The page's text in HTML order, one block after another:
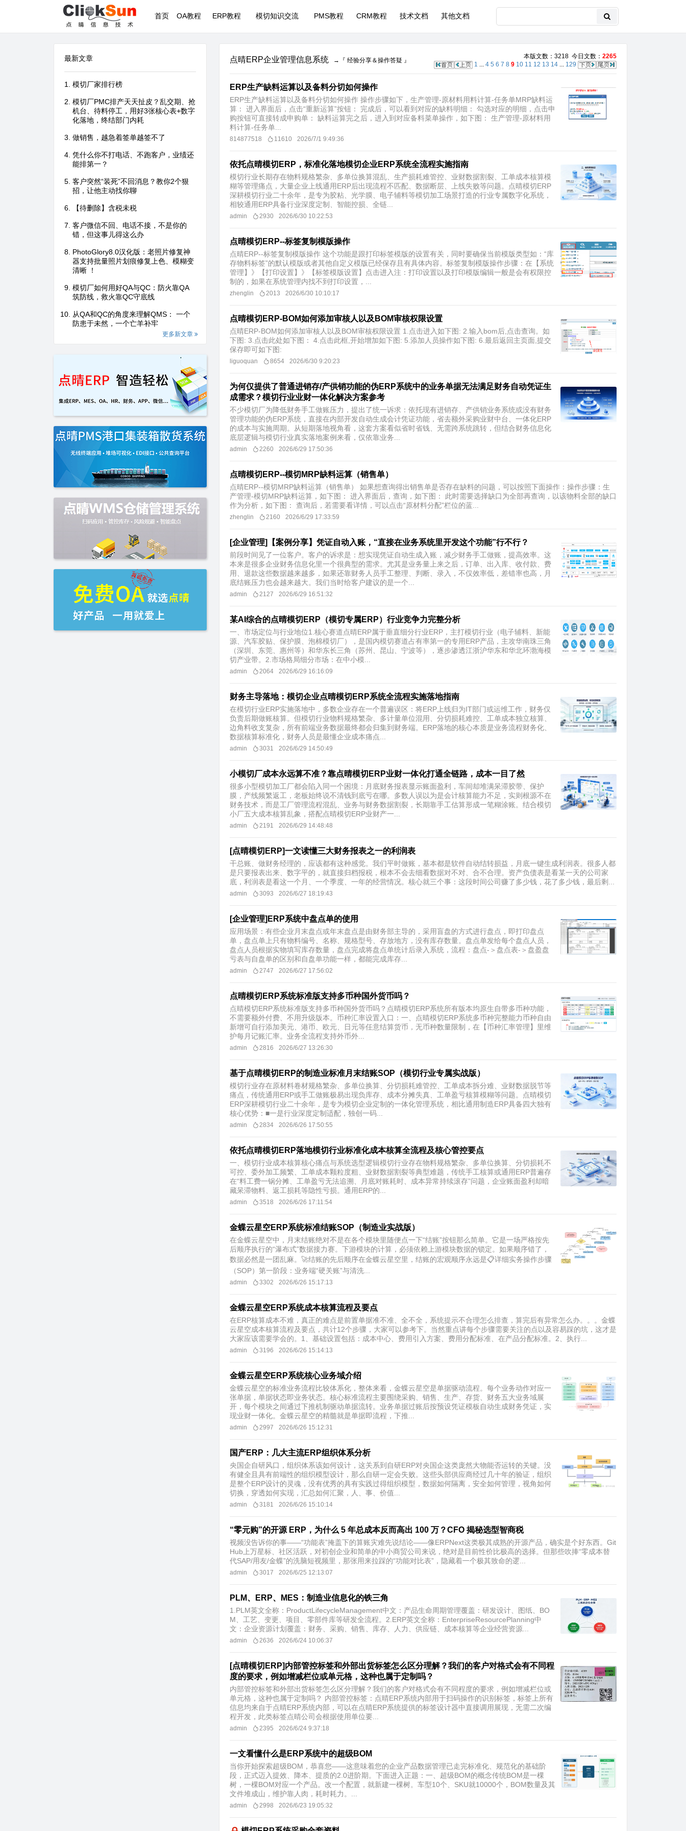
首页 OA教程 ERP教程 模切知识交流 PMS教程 CRM教程 技术文档 其他文档
最新文章
模切厂家排行榜
模切厂PMC排产天天扯皮？乱交期、抢
机台、待料停工，用好3张核心表+数字
化落地，终结部门内耗
做销售，越急着签单越签不了
凭什么你不打电话、不跑客户，业绩还
能排第一？
客户突然“装死”不回消息？教你2个狠
招，让他主动找你聊
【待删除】含税未税
客户微信不回、电话不接，不是你的
错，但这事儿得这么办
PhotoGlory8.0汉化版：老照片修复神
器支持批量照片划痕修复上色、模糊变
清晰 ！
模切厂如何用好QA与QC：防火靠QA
筑防线，救火靠QC守底线
从QA和QC的角度来理解QMS： 一个
防患于未然，一个亡羊补牢
更多新文章
点晴ERP企业管理信息系统 →『 经验分享＆操作答疑 』
本版文数：3218 今日文数： 2265
1 ... 4 5 6 7 8 9 10 11 12 13 14 ... 129
ERP生产缺料运算以及备料分切如何操作
ERP生产缺料运算以及备料分切如何操作 操作步骤如下，生产管理-原材料用料计算-任务单MRP缺料运
算： 进入界面后，点击“重新运算”按钮： 完成后，可以看到对应的缺料明细： 勾选对应的明细，点击申
购按钮可直接转成申购单： 缺料运算完之后，进入到对应备料菜单操作，如下图： 生产管理-原材料用
料计算-任务单...
814877518 11610 2026/7/1 9:49:36
依托点晴模切ERP，标准化落地模切企业ERP系统全流程实施指南
模切行业长期存在物料规格繁杂、多单位换算混乱、生产损耗难管控、业财数据割裂、工单成本核算模
糊等管理痛点，大量企业上线通用ERP后出现流程不匹配、数据断层、上线失败等问题。点晴模切ERP
深耕模切行业二十余年，是专为胶粘、光学膜、电子辅料等模切加工场景打造的行业专属数字化系统，
相较通用ERP具备行业深度定制、智能控损、全链...
admin 2930 2026/6/30 10:22:53
点晴模切ERP--标签复制模版操作
点晴ERP--标签复制模版操作 这个功能是跟打印标签模版的设置有关，同时要确保当前模版类型如：“库
存物料标签”的默认模版或者其他自定义模版已经保存且有具体内容。标签复制模版操作步骤：在【系统
管理】》【打印设置】》【标签模版设置】点击进入注：打印设置以及打印模版编辑一般是会有权限控
制的，如果在系统管理内找不到打印设置，...
zhenglin 2013 2026/6/30 10:10:17
点晴模切ERP-BOM如何添加审核人以及BOM审核权限设置
点晴ERP-BOM如何添加审核人以及BOM审核权限设置 1.点击进入如下图: 2.输入bom后,点击查询。如
下图: 3.点击此处如下图： 4.点击此框,开始增加如下图: 5.添加人员操作如下图: 6.最后返回主页面,提交
保存即可如下图:
liguoquan 8654 2026/6/30 9:20:23
为何仅提供了普通进销存/产供销功能的伪ERP系统中的业务单据无法满足财务自动凭证生
成需求？模切行业业财一体化解决方案参考
不少模切厂为降低财务手工做账压力，提出了统一诉求：依托现有进销存、产供销业务系统或没有财务
管理功能的伪ERP系统，直接在内部开发自动生成会计凭证功能，省去额外采购业财中台、一体化ERP
的成本与实施周期。从短期落地视角看，这套方案看似省时省钱、无需跨系统跳转，但结合财务信息化
底层逻辑与模切行业真实落地案例来看，仅依靠业务...
admin 2260 2026/6/29 17:50:36
点晴模切ERP--模切MRP缺料运算（销售单）
点晴ERP--模切MRP缺料运算（销售单） 如果想查询得出销售单是否存在缺料的问题，可以按照下面操作：操作步骤：生
产管理-模切MRP缺料运算，如下图： 进入界面后，查询，如下图： 此时需要选择缺口为全部再查询，以该物料全部的缺口
作为分析，如下图： 查询后，若需要看详情，可以点击“原材料分配”栏位的蓝...
zhenglin 2160 2026/6/29 17:33:59
[企业管理]【案例分享】凭证自动入账，“直接在业务系统里开发这个功能”行不行？
前段时间见了一位客户。客户的诉求是：想实现凭证自动生成入账，减少财务手工做账，提高效率。这
本来是很多企业财务信息化里一个很典型的需求。尤其是业务量上来之后，订单、出入库、收付款、费
用、退款这些数据越来越多，如果还靠财务人员手工整理、判断、录入，不仅效率低，差错率也高，月
底结账压力也会越来越大。我们当时给客户建议的是一个...
admin 2127 2026/6/29 16:51:32
某AI综合的点晴模切ERP（模切专属ERP）行业竞争力完整分析
一、市场定位与行业地位​1.核心赛道点晴ERP属于垂直细分行业ERP，主打模切行业（电子辅料、新能
源、汽车胶贴、保护膜、泡棉模切厂），是国内模切赛道占有率第一的专用ERP产品，主攻华南珠三角
（深圳、东莞、惠州等）和华东长三角（苏州、昆山、宁波等），逐步渗透江浙沪华东和华北环渤海模
切产业带。2.市场格局细分市场：在中小模...
admin 2064 2026/6/29 16:16:09
财务主导落地：模切企业点晴模切ERP系统全流程实施落地指南
在模切行业ERP实施落地中，多数企业存在一个普遍误区：将ERP上线归为IT部门或运维工作，财务仅
负责后期做账核算。但模切行业物料规格繁杂、多计量单位混用、分切损耗难控、工单成本独立核算、
边角料收支复杂，所有前端业务数据最终都会归集到财务端。ERP落地的核心本质是业务流程财务化、
数据核算标准化，财务人员是最懂企业成本痛点...
admin 3031 2026/6/29 14:50:49
小模切厂成本永远算不准？靠点晴模切ERP业财一体化打通全链路，成本一目了然
很多小型模切加工厂都会陷入同一个困境：月底财务报表显示账面盈利，车间却堆满呆滞胶带、保护
膜，产线频繁返工，老板始终说不清钱到底亏在哪。多数人误以为是会计核算能力不足，实则根源不在
财务技术，而是工厂管理流程混乱、业务与财务数据割裂，长期靠手工估算形成一笔糊涂账。结合模切
小厂五大成本核算乱象，搭配点晴模切ERP业财产一...
admin 2191 2026/6/29 14:48:48
[点晴模切ERP]一文读懂三大财务报表之一的利润表
干总账、做财务经理的，应该都有这种感觉。我们平时做账，基本都是软件自动结转损益，月底一键生成利润表。很多人都
是只要报表出来、数字平的，就直接归档报税，根本不会去细看数据对不对、合不合理。资产负债表是看某一天的公司家
底，利润表是看这一个月、一个季度、一年的经营情况。核心就三个事：这段时间公司赚了多少钱，花了多少钱，最后剩...
admin 3093 2026/6/27 18:19:43
[企业管理]ERP系统中盘点单的使用
应用场景：有些企业月末盘点或年末盘点是由财务部主导的，采用盲盘的方式进行盘点，即打印盘点
单，盘点单上只有物料编号、名称、规格型号、存放地方，没有库存数量。盘点单发给每个盘点人员，
盘点人员根据实物填写库存数量，盘点完成将盘点单统计后录入系统，流程：盘点-＞盘点表-＞盘盈盘
亏表​与自盘单的区别和自盘单功能一样，都能完成库存...
admin 2747 2026/6/27 17:56:02
点晴模切ERP系统标准版支持多币种国外货币吗？
点晴模切ERP系统标准版支持多币种国外货币吗？ ​点晴模切ERP系统所有版本均原生自带多币种功能，
不需要额外付费、不用升级版本。币种汇率设置入口：一、点晴模切ERP系统多币种完整能力​币种自由
新增可自行添加美元、港币、欧元、日元等任意结算货币，无币种数量限制，在【币种汇率管理】里维
护每月记账汇率。业务全流程支持外币外...
admin 2816 2026/6/27 13:26:30
基于点晴模切ERP的制造业标准月末结账SOP（模切行业专属实战版）
​模切行业存在原材料卷材规格繁杂、多单位换算、分切损耗难管控、工单成本拆分难、业财数据脱节等
痛点，传统通用ERP或手工做账极易出现负库存、成本分摊失真、工单盈亏核算模糊等问题。点晴模切
ERP深耕模切行业二十余年，是专为模切企业定制的一体化管理系统，相比通用制造ERP具备四大独有
核心优势：■一是行业深度定制适配，独创一码...
admin 2834 2026/6/26 17:50:55
依托点晴模切ERP落地模切行业标准化成本核算全流程及核心管控要点
​一、模切行业成本核算核心痛点与系统选型逻辑模切行业存在物料规格繁杂、多单位换算、分切损耗不
可控、委外加工频繁、工单成本颗粒度粗、业财数据割裂等典型难题，传统手工核算或通用ERP普遍存
在“料工费一锅分摊、工单盈亏无法追溯、月底对账耗时、成本异常持续滚存”问题，企业账面盈利却暗
藏呆滞物料、返工损耗等隐性亏损。通用ERP的...
admin 3518 2026/6/26 17:11:54
金蝶云星空ERP系统标准结账SOP（制造业实战版）
在金蝶云星空中，月末结账绝对不是在各个模块里随便点一下“结账”按钮那么简单。它是一场严格按先
后顺序执行的“瀑布式”数据接力赛。下游模块的计算，必须依赖上游模块数据的锁定。如果顺序错了，
数据必然是一团乱麻。🚀结账的先后顺序在金蝶云星空里，结账的宏观顺序永远是📋详细实务操作步骤
（SOP）第一阶段：业务端“硬关账”与清洗...
admin 3302 2026/6/26 15:17:13
金蝶云星空ERP系统成本核算流程及要点
在ERP核算成本不难，真正的难点是前置单据准不准、全不全，系统提示不合理怎么排查，算完后有异常怎么办。。。金蝶
云星空成本核算流程及要点，共计12个步骤，大家可以参考下。当然重点讲每个步骤需要关注的点以及容易踩的坑，这才是
大家应该需要学会的。1、基础设置包括：成本中心、费用引入方案、费用分配标准、在产品分配标准。2、执行...
admin 3196 2026/6/26 15:14:13
金蝶云星空ERP系统核心业务域介绍
金蝶云星空的标准业务流程比较体系化，整体来看，金蝶云星空是单据驱动流程。每个业务动作对应一
张单据，单据状态即业务状态。核心标准流程主要围绕采购、销售、生产、存货、财务五大业务域展
开，每个模块之间通过下推机制驱动单据流转。业务单据过账后按预设凭证模板自动生成财务凭证，实
现业财一体化。​金蝶云星空的精髓就是单据即流程，下推...
admin 2997 2026/6/26 15:12:31
国产ERP：几大主流ERP组织体系分析
央国企自研风口，组织体系该如何设计，这关系到自研ERP对央国企这类庞然大物能否运转的关键。没
有健全且具有前端性的组织模型设计，那么自研一定会失败。这些头部供应商经过几十年的验证，组织
是整个ERP设计的灵魂，没有优秀的具有实践过得组织模型，数据如何隔离，安全如何管理，视角如何
切换，穿透如何实现，汇总如何汇聚，人、事、价值...
admin 3181 2026/6/26 15:10:14
“零元购”的开源 ERP，为什么 5 年总成本反而高出 100 万？CFO 揭秘选型智商税
视频没告诉你的事——“功能表”掩盖下的算账灾难先说结论——像ERPNext这类极其成熟的开源产品，确实是个好东西。Git
Hub上万星标、社区活跃，对初创企业和简单的中小商贸公司来说，绝对是目前性价比极高的选择。但那些吹捧“零成本替
代SAP/用友/金蝶”的洗脑短视频里，那张用来拉踩的“功能对比表”，隐藏着一个极其致命的逻...
admin 3017 2026/6/25 12:13:07
PLM、ERP、MES：制造业信息化的铁三角
1.PLM英文全称：ProductLifecycleManagement中文：产品生命周期管理覆盖：研发设计、图纸、BO
M、工艺、变更、项目、零部件库等研发全流程。2.ERP英文全称：EnterpriseResourcePlanning中
文：企业资源计划覆盖：财务、采购、销售、库存、人力、供应链、成本核算等企业经营资源...
admin 2636 2026/6/24 10:06:37
[点晴模切ERP]内部管控标签和外部出货标签怎么区分理解？我们的客户对格式会有不同程
度的要求，例如增减栏位或单元格，这种也属于定制吗？
内部管控标签和外部出货标签怎么区分理解？我们的客户对格式会有不同程度的要求，例如增减栏位或
单元格，这种也属于定制吗？ 内部管控标签：点晴ERP系统内部用于扫码操作的识别标签，标签上所有
信息均来自于点晴ERP系统内部，可以在点晴ERP系统提供的标签设计器中直接调用展现，无需二次编
程开发，此类标签点晴公司会根据使用单位要...
admin 2395 2026/6/24 9:37:18
一文看懂什么是ERP系统中的超级BOM
当你开始探索超级BOM，恭喜您——这意味着您的企业产品数据管理已走完标准化、规范化的基础阶
段，正式迈入提效、降本、提质的2.0进阶期。下面进入正题：一、超级BOM的概念传统BOM是一棵
树，一棵BOM对应一个产品。改一个配置，就新建一棵树。车型10个、SKU就10000个，BOM数量及其
文件堆成山，维护靠人肉，耗时耗力。...
admin 2998 2026/6/23 19:05:32